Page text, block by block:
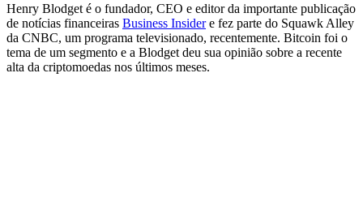
Henry Blodget é o fundador, CEO e editor da importante publicação
de notícias financeiras Business Insidere fez parte do Squawk Alley
da CNBC, um programa televisionado, recentemente. Bitcoin foi o
tema de um segmento e a Blodget deu sua opinião sobre a recente
alta da criptomoedas nos últimos meses.